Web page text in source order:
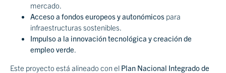
mercado.
Acceso a fondos europeos y autonómicos para
infraestructuras sostenibles.
Impulso a la innovación tecnológica y creación de
empleo verde.
Este proyecto está alineado con el Plan Nacional Integrado de